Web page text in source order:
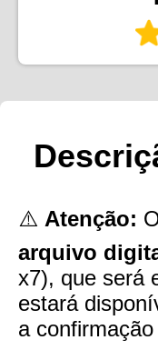
⚠️ Atenção:
arquivo
x7), que será
estará
a